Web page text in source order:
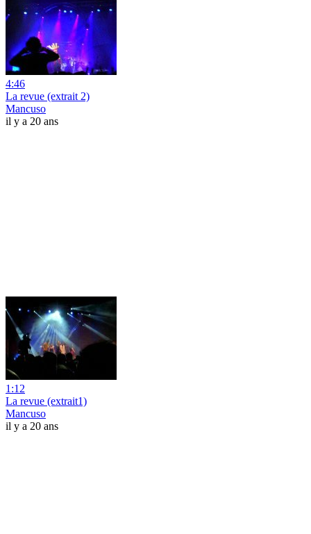
4:46
La revue (extrait 2)
Mancuso
il y a 20 ans
1:12
La revue (extrait1)
Mancuso
il y a 20 ans